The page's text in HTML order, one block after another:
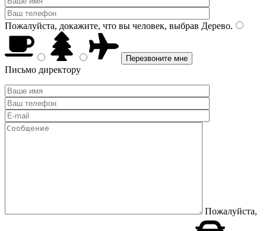
Пожалуйста, докажите, что вы человек, выбрав Дерево.
Письмо директору
Пожалуйста,